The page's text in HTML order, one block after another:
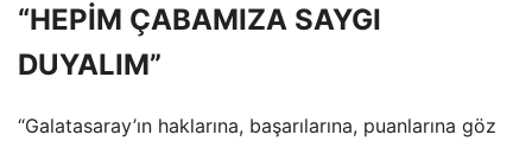
“HEPİM ÇABAMIZA SAYGI
DUYALIM”
“Galatasaray’ın haklarına, başarılarına, puanlarına göz